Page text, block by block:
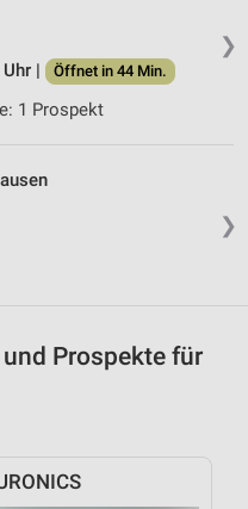
❯
|
Öffnet in 44 Min.
1 Prospekt
❯
Prospekte für
oder
Angebote
Auswahl von